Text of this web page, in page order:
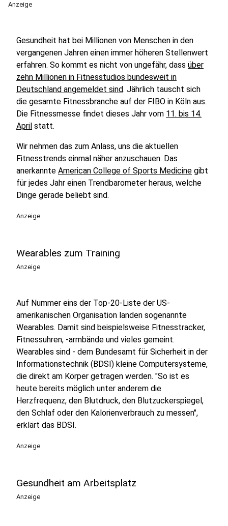
Anzeige
Gesundheit hat bei Millionen von Menschen in den
vergangenen Jahren einen immer höheren Stellenwert
erfahren. So kommt es nicht von ungefähr, dass über
zehn Millionen in Fitnesstudios bundesweit in
Deutschland angemeldet sind. Jährlich tauscht sich
die gesamte Fitnessbranche auf der FIBO in Köln aus.
Die Fitnessmesse findet dieses Jahr vom 11. bis 14.
April statt.
Wir nehmen das zum Anlass, uns die aktuellen
Fitnesstrends einmal näher anzuschauen. Das
anerkannte American College of Sports Medicine gibt
für jedes Jahr einen Trendbarometer heraus, welche
Dinge gerade beliebt sind.
Anzeige
Wearables zum Training
Anzeige
Auf Nummer eins der Top-20-Liste der US-
amerikanischen Organisation landen sogenannte
Wearables. Damit sind beispielsweise Fitnesstracker,
Fitnessuhren, -armbände und vieles gemeint.
Wearables sind - dem Bundesamt für Sicherheit in der
Informationstechnik (BDSI) kleine Computersysteme,
die direkt am Körper getragen werden. "So ist es
heute bereits möglich unter anderem die
Herzfrequenz, den Blutdruck, den Blutzuckerspiegel,
den Schlaf oder den Kalorienverbrauch zu messen",
erklärt das BDSI.
Anzeige
Gesundheit am Arbeitsplatz
Anzeige